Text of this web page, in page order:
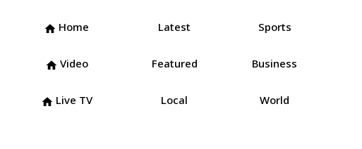
home Home Latest Sports
home Video Featured Business
home Live TV Local World